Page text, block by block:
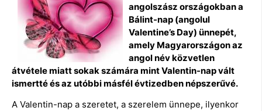
angolszász országokban a
Bálint-nap (angolul
Valentine’s Day) ünnepét,
amely Magyarországon az
angol név közvetlen
átvétele miatt sokak számára mint Valentin-nap vált
ismertté és az utóbbi másfél évtizedben népszerűvé.
A Valentin-nap a szeretet, a szerelem ünnepe, ilyenkor